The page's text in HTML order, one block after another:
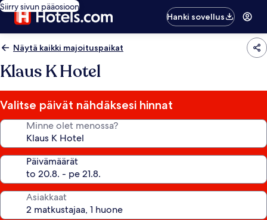
Siirry sivun pääosioon
Hanki sovellus
Näytä kaikki majoituspaikat
Klaus K Hotel
Valitse päivät nähdäksesi hinnat
Minne olet menossa?
Päivämäärät
Asiakkaat